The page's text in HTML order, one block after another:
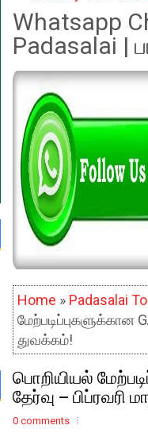
Whatsapp
Padasalai |
Home » Padasalai
மேற்படிப்புகளுக்கான
துவக்கம்!
பொறியியல்
தேர்வு – பிப்ரவரி
0 comments